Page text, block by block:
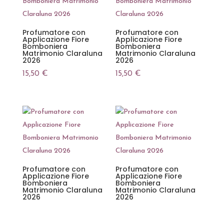
Profumatore con
Applicazione Fiore
Bomboniera
Matrimonio Claraluna
2026
15,50 €
Profumatore con
Applicazione Fiore
Bomboniera
Matrimonio Claraluna
2026
15,50€
Profumatore con
Applicazione Fiore
Bomboniera
Matrimonio Claraluna
2026
Profumatore con
Applicazione Fiore
Bomboniera
Matrimonio Claraluna
2026